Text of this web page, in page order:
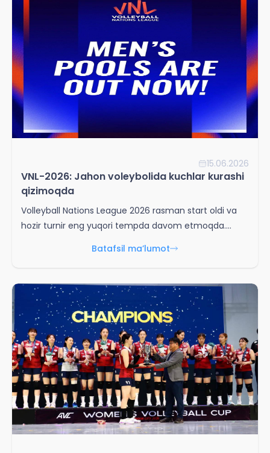
15.06.2026
VNL-2026: Jahon voleybolida kuchlar kurashi
qizimoqda
Volleyball Nations League 2026 rasman start oldi va
hozir turnir eng yuqori tempda davom etmoqda.
Batafsil ma’lumot